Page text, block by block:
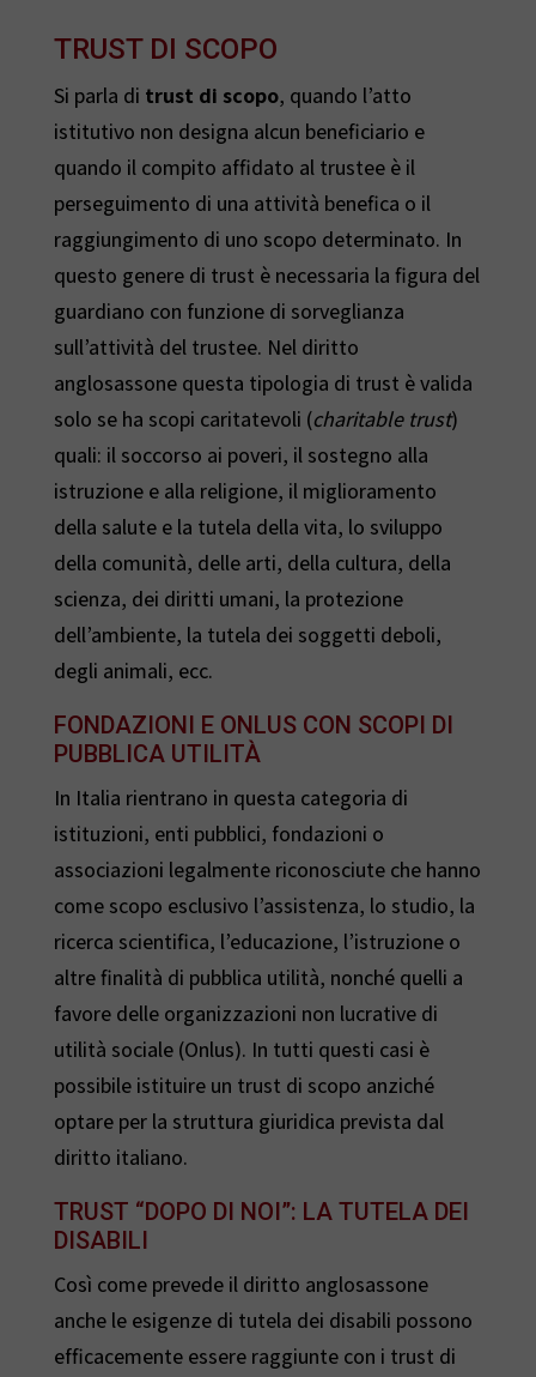
TRUST DI SCOPO
Si parla di trust di scopo, quando l’atto
istitutivo non designa alcun beneficiario e
quando il compito affidato al trustee è il
perseguimento di una attività benefica o il
raggiungimento di uno scopo determinato. In
questo genere di trust è necessaria la figura del
guardiano con funzione di sorveglianza
sull’attività del trustee. Nel diritto
anglosassone questa tipologia di trust è valida
solo se ha scopi caritatevoli (charitable trust)
quali: il soccorso ai poveri, il sostegno alla
istruzione e alla religione, il miglioramento
della salute e la tutela della vita, lo sviluppo
della comunità, delle arti, della cultura, della
scienza, dei diritti umani, la protezione
dell’ambiente, la tutela dei soggetti deboli,
degli animali, ecc.
FONDAZIONI E ONLUS CON SCOPI DI
PUBBLICA UTILITÀ
In Italia rientrano in questa categoria di
istituzioni, enti pubblici, fondazioni o
associazioni legalmente riconosciute che hanno
come scopo esclusivo l’assistenza, lo studio, la
ricerca scientifica, l’educazione, l’istruzione o
altre finalità di pubblica utilità, nonché quelli a
favore delle organizzazioni non lucrative di
utilità sociale (Onlus). In tutti questi casi è
possibile istituire un trust di scopo anziché
optare per la struttura giuridica prevista dal
diritto italiano.
TRUST “DOPO DI NOI”: LA TUTELA DEI
DISABILI
Così come prevede il diritto anglosassone
anche le esigenze di tutela dei disabili possono
efficacemente essere raggiunte con i trust di